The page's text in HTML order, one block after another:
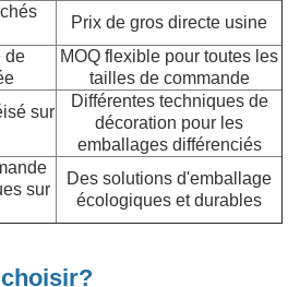
Prix de gros directe usine
de
MOQ flexible pour toutes les
tailles de commande
sur
Différentes techniques de
décoration pour les
emballages différenciés
sur
Des solutions d'emballage
écologiques et durables